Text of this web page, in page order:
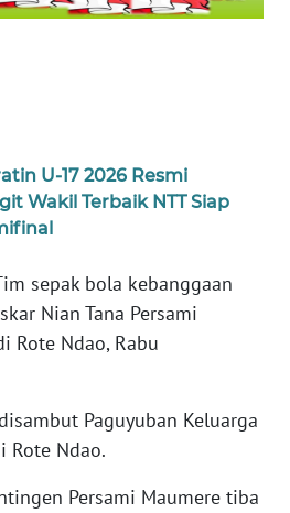
U-17 2026 Resmi
Wakil Terbaik NTT Siap
sepak bola kebanggaan
Nian Tana Persami
Rote Ndao, Rabu
Paguyuban Keluarga
Rote Ndao.
Persami Maumere tiba